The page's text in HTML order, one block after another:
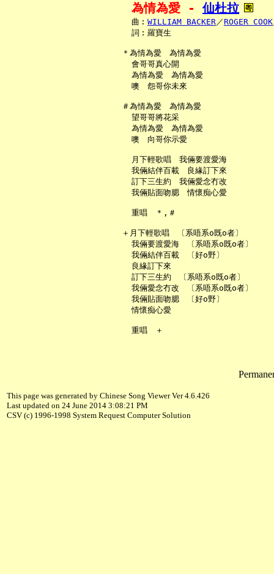
為情為愛 - 仙杜拉
     曲︰
WILLIAM BACKER／ROGER COOK
     詞︰羅寶生
   ＊為情為愛　為情為愛
     會哥哥真心開
     為情為愛　為情為愛
     噢　怨哥你未來
   ＃為情為愛　為情為愛
     望哥哥將花采
     為情為愛　為情為愛
     噢　向哥你示愛
     月下輕歌唱　我倆要渡愛海
     我倆結伴百載　良緣訂下來
     訂下三生約　我倆愛念冇改
     我倆貼面吻腮　情懷痴心愛
     重唱　＊,＃
   ＋月下輕歌唱　〔系唔系o既o者〕
     我倆要渡愛海　〔系唔系o既o者〕
     我倆結伴百載　〔好o野〕
     良緣訂下來
     訂下三生約　〔系唔系o既o者〕
     我倆愛念冇改　〔系唔系o既o者〕
     我倆貼面吻腮　〔好o野〕
     情懷痴心愛
This page was generated by Chinese Song Viewer Ver 4.6.426
Last updated on 24 June 2014 3:08:21 PM
CSV (c) 1996-1998 System Request Computer Solution